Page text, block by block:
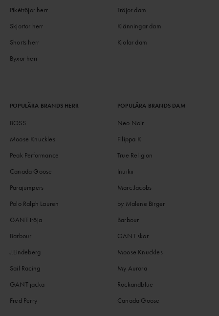
Pikétröjor herr
Skjortor herr
Shorts herr
Byxor herr
Tröjor dam
Klänningar dam
Kjolar dam
POPULÄRA BRANDS HERR
BOSS
Moose Knuckles
Peak Performance
Canada Goose
Parajumpers
Polo Ralph Lauren
GANT tröja
Barbour
J.Lindeberg
Sail Racing
GANT jacka
Fred Perry
POPULÄRA BRANDS DAM
Neo Noir
Filippa K
True Religion
Inuikii
Marc Jacobs
by Malene Birger
Barbour
GANT skor
Moose Knuckles
My Aurora
Rockandblue
Canada Goose